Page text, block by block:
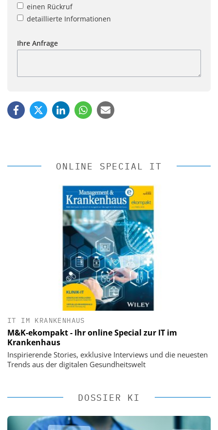
einen Rückruf
detaillierte Informationen
Ihre Anfrage
ONLINE SPECIAL IT
IT IM KRANKENHAUS
M&K-ekompakt - Ihr online Special zur IT im
Krankenhaus
Inspirierende Stories, exklusive Interviews und die neuesten
Trends aus der digitalen Gesundheitswelt
DOSSIER KI